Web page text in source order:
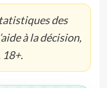
des
à la décision,
18+.